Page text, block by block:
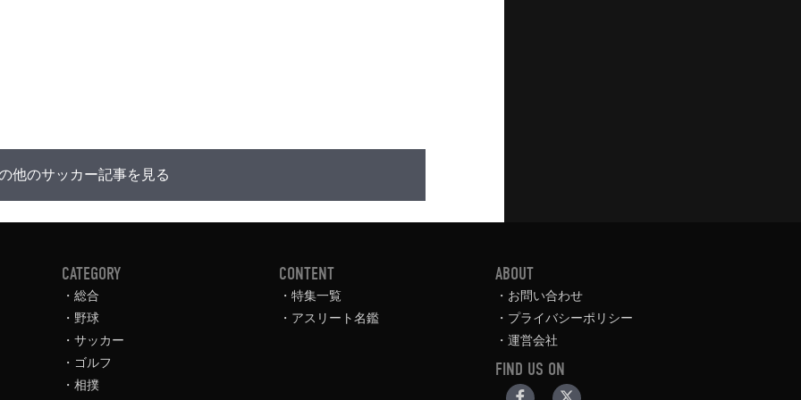
他のサッカー記事を見る
CATEGORY
総合
野球
サッカー
ゴルフ
相撲
CONTENT
特集一覧
アスリート名鑑
ABOUT
お問い合わせ
プライバシーポリシー
運営会社
FIND US ON